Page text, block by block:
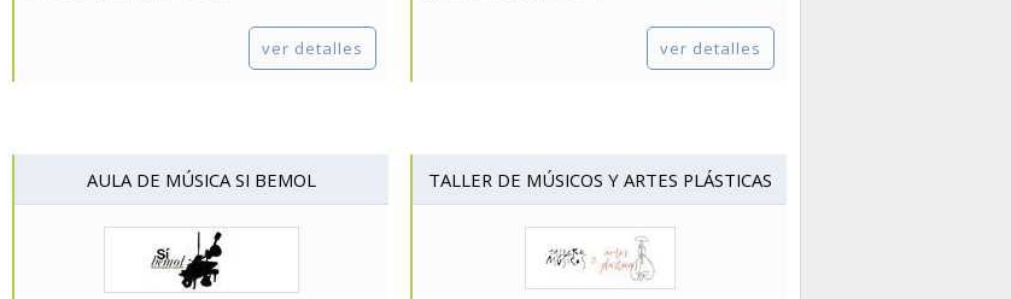
ver detalles ver detalles
AULA DE MÚSICA SI BEMOL TALLER DE MÚSICOS Y ARTES PLÁSTICAS